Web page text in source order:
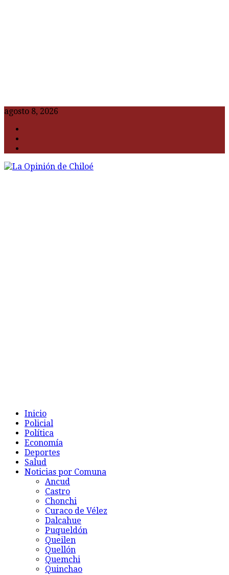
agosto 8, 2026
Inicio
Policial
Política
Economía
Deportes
Salud
Noticias por Comuna
Ancud
Castro
Chonchi
Curaco de Vélez
Dalcahue
Puqueldón
Queilen
Quellón
Quemchi
Quinchao